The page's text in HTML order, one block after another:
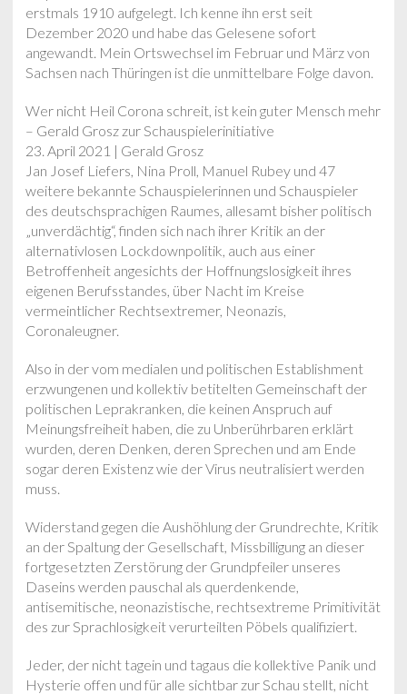
erstmals 1910 aufgelegt. Ich kenne ihn erst seit
Dezember 2020 und habe das Gelesene sofort
angewandt. Mein Ortswechsel im Februar und März von
Sachsen nach Thüringen ist die unmittelbare Folge davon.
Wer nicht Heil Corona schreit, ist kein guter Mensch mehr
– Gerald Grosz zur Schauspielerinitiative
23. April 2021 | Gerald Grosz
Jan Josef Liefers, Nina Proll, Manuel Rubey und 47
weitere bekannte Schauspielerinnen und Schauspieler
des deutschsprachigen Raumes, allesamt bisher politisch
„unverdächtig“, finden sich nach ihrer Kritik an der
alternativlosen Lockdownpolitik, auch aus einer
Betroffenheit angesichts der Hoffnungslosigkeit ihres
eigenen Berufsstandes, über Nacht im Kreise
vermeintlicher Rechtsextremer, Neonazis,
Coronaleugner.
Also in der vom medialen und politischen Establishment
erzwungenen und kollektiv betitelten Gemeinschaft der
politischen Leprakranken, die keinen Anspruch auf
Meinungsfreiheit haben, die zu Unberührbaren erklärt
wurden, deren Denken, deren Sprechen und am Ende
sogar deren Existenz wie der Virus neutralisiert werden
muss.
Widerstand gegen die Aushöhlung der Grundrechte, Kritik
an der Spaltung der Gesellschaft, Missbilligung an dieser
fortgesetzten Zerstörung der Grundpfeiler unseres
Daseins werden pauschal als querdenkende,
antisemitische, neonazistische, rechtsextreme Primitivität
des zur Sprachlosigkeit verurteilten Pöbels qualifiziert.
Jeder, der nicht tagein und tagaus die kollektive Panik und
Hysterie offen und für alle sichtbar zur Schau stellt, nicht